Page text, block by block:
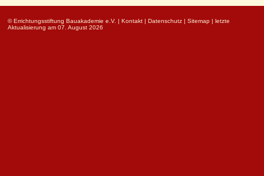
© Errichtungsstiftung Bauakademie e.V. | Kontakt | Datenschutz | Sitemap | letzte
Aktualisierung am 07. August 2026